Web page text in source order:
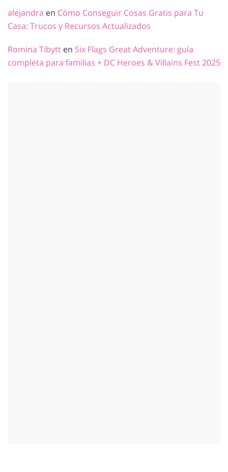
alejandra en Cómo Conseguir Cosas Gratis para Tu
Casa: Trucos y Recursos Actualizados
Romina Tibytt en Six Flags Great Adventure: guía
completa para familias + DC Heroes & Villains Fest 2025